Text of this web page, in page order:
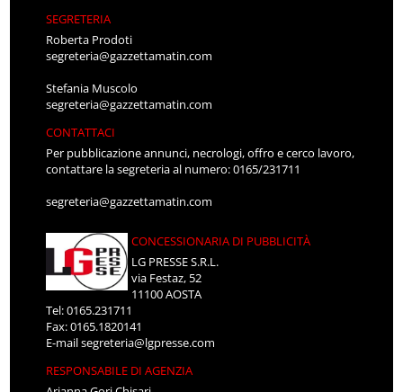
SEGRETERIA
Roberta Prodoti
segreteria@gazzettamatin.com
Stefania Muscolo
segreteria@gazzettamatin.com
CONTATTACI
Per pubblicazione annunci, necrologi, offro e cerco lavoro,
contattare la segreteria al numero: 0165/231711
segreteria@gazzettamatin.com
CONCESSIONARIA DI PUBBLICITÀ
LG PRESSE S.R.L.
via Festaz, 52
11100 AOSTA
Tel: 0165.231711
Fax: 0165.1820141
E-mailsegreteria@lgpresse.com
RESPONSABILE DI AGENZIA